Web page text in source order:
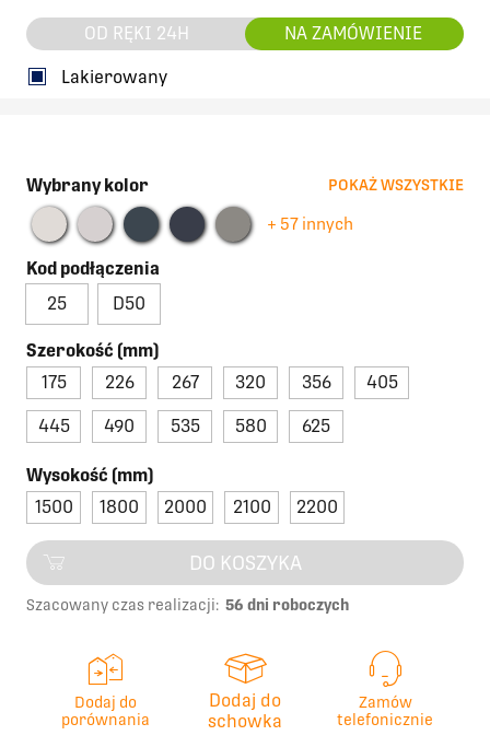
OD RĘKI 24H NA ZAMÓWIENIE
Lakierowany
Wybrany kolor POKAŻ WSZYSTKIE
+ 57 innych
Kod podłączenia
25
D50
Szerokość (mm)
175
226 267 320 356 405
445 490 535 580 625
Wysokość (mm)
1500
1800 2000 2100 2200
DO KOSZYKA
Szacowany czas realizacji: 56 dni roboczych
Dodaj do
porównania
Dodaj do
schowka
Zamów
telefonicznie